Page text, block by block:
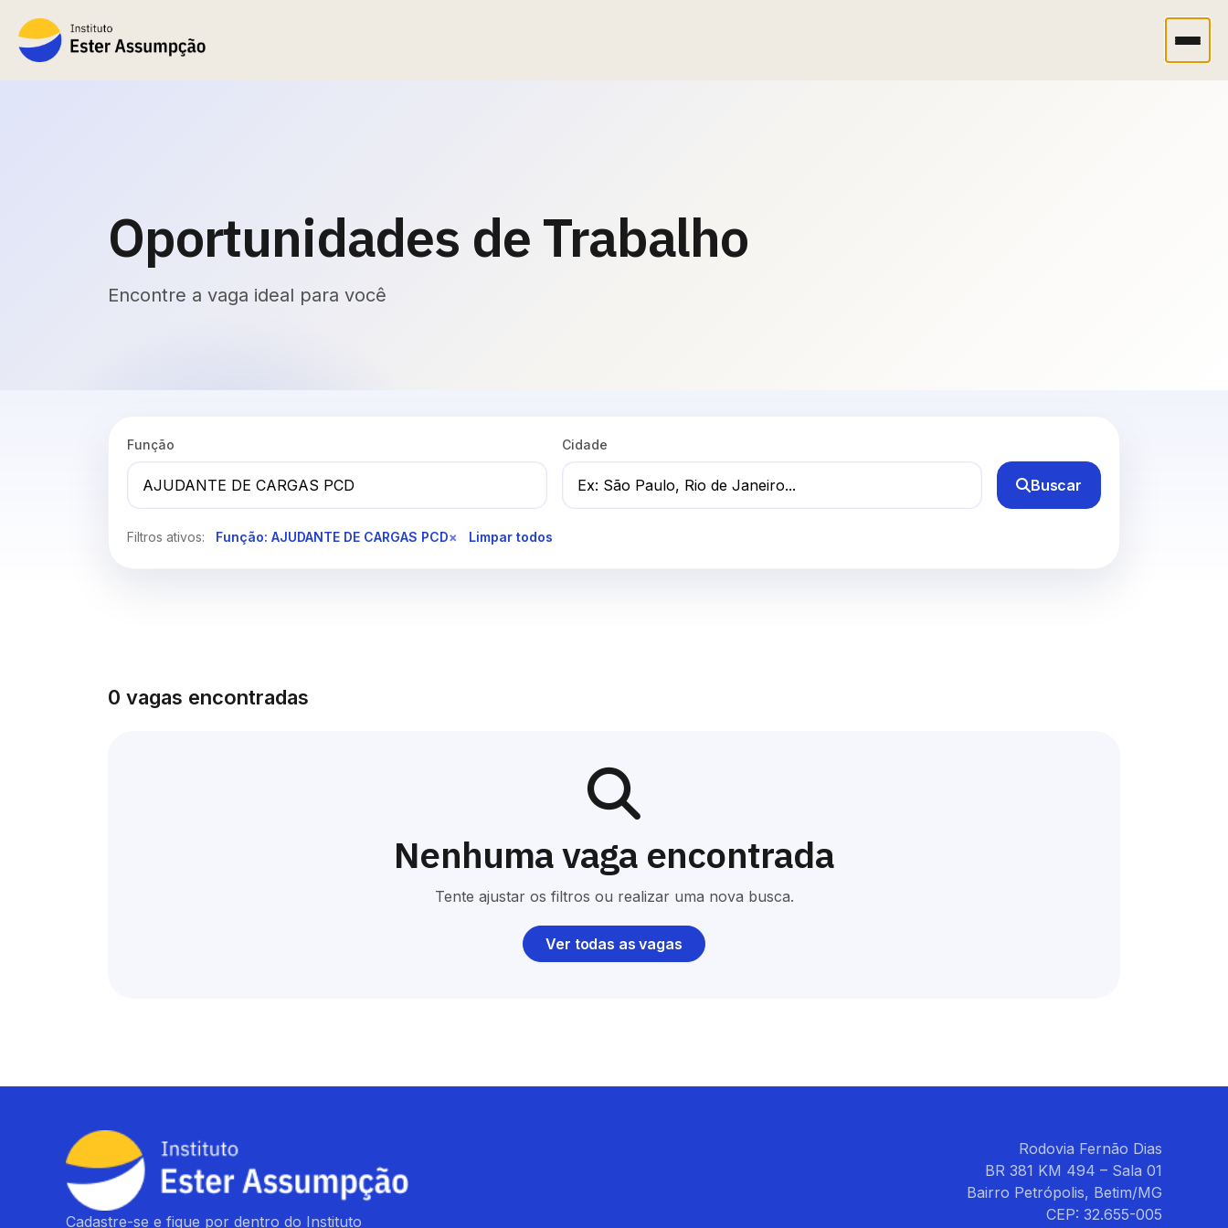
Oportunidades de Trabalho
Encontre a vaga ideal para você
Função Cidade
Buscar
Filtros ativos: Função: AJUDANTE DE CARGAS PCD× Limpar todos
0 vagas encontradas
Nenhuma vaga encontrada
Tente ajustar os filtros ou realizar uma nova busca.
Ver todas as vagas
Cadastre-se e fique por dentro do Instituto
Rodovia Fernão Dias
BR 381 KM 494 – Sala 01
Bairro Petrópolis, Betim/MG
CEP: 32.655-005